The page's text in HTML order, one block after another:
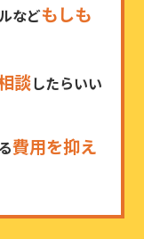
などもしも
談したらいい
費用を抑え